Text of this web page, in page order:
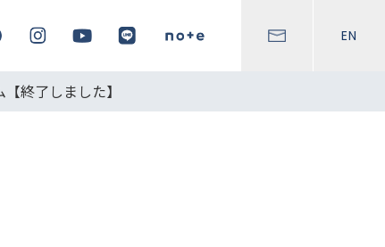
EN
終了しました】